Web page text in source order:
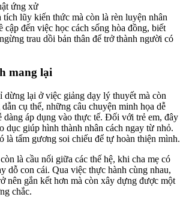
ứng xử
lũy kiến thức mà còn là rèn luyện nhân
cập đến việc học cách sống hòa đồng, biết
trau dồi bản thân để trở thành người có
mang lại
dừng lại ở việc giảng dạy lý thuyết mà còn
cụ thể, những câu chuyện minh họa dễ
dàng áp dụng vào thực tế. Đối với trẻ em, đây
dục giúp hình thành nhân cách ngay từ nhỏ.
tấm gương soi chiếu để tự hoàn thiện mình.
là cầu nối giữa các thế hệ, khi cha mẹ có
dỗ con cái. Qua việc thực hành cùng nhau,
nên gắn kết hơn mà còn xây dựng được một
chắc.